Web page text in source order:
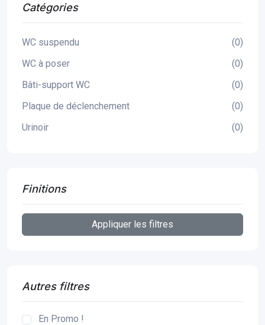
Catégories
WC suspendu
(0)
WC à poser
(0)
Bâti-support WC
(0)
Plaque de déclenchement
(0)
Urinoir
(0)
Finitions
Appliquer les filtres
Autres filtres
En Promo !